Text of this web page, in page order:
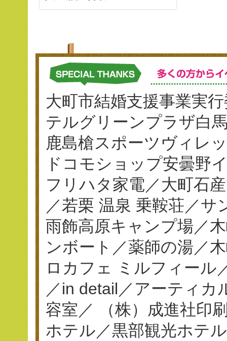
大町市結婚支援事業実
テルグリーンプラザ白
鹿島槍スポーツヴィレ
ドコモショップ安曇野
フリハタ家電／大町石
／若栗 温泉 乗鞍荘／
雨飾高原キャンプ場／
ンボート／薬師の湯／
ロカフェ ミルフィール
／in detail／アーティカ
容室／ （株）成進社印
ホテル／黒部観光ホテ